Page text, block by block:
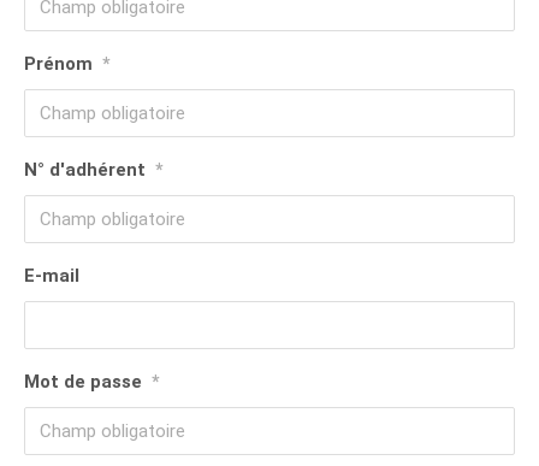
Prénom *
N° d'adhérent *
E-mail
Mot de passe *